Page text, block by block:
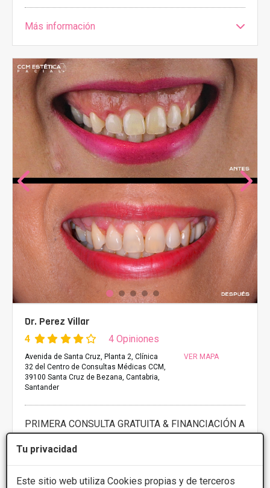
Tu privacidad
Este sitio web utiliza Cookies propias y de terceros
Más información
Dr. Perez Villar
4 4 Opiniones
Avenida de Santa Cruz, Planta 2, Clínica
32 del Centro de Consultas Médicas CCM,
39100 Santa Cruz de Bezana, Cantabria,
Santander
VER MAPA
PRIMERA CONSULTA GRATUITA & FINANCIACIÓN A
MEDIDA
Hidroxiapatita cálcica
Presupuestos con
10% de descuento *